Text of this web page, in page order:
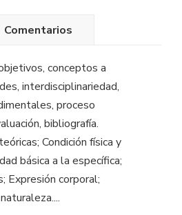
Comentarios
conceptos a
interdisciplinariedad,
proceso
bibliografía.
Condición física y
básica a la específica;
Expresión corporal;